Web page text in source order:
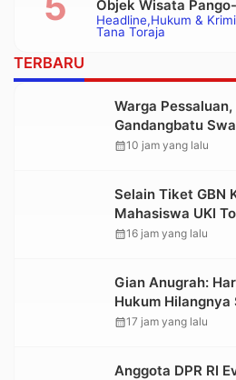
Headline Hukum &
Tana Toraja
Objek Wisata
Polisi
TERBARU
Warga
Gandangbatu
Kabupaten
calendar_month10 jam yang lalu
Selain Tiket GBN
Mahasiswa UKI
Lolos ke Pekan
calendar_month16 jam yang lalu
Gian Anugrah:
Hukum Hilangnya
tidak Larut dalam
calendar_month17 jam yang lalu
Anggota DPR RI